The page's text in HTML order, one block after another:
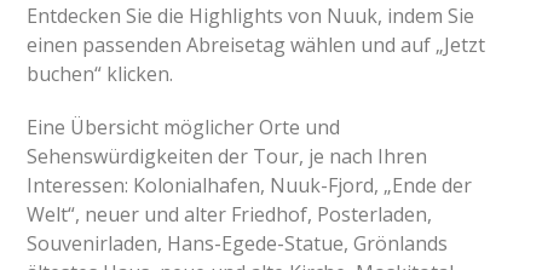
Entdecken Sie die Highlights von Nuuk, indem Sie
einen passenden Abreisetag wählen und auf „Jetzt
buchen“ klicken.
Eine Übersicht möglicher Orte und
Sehenswürdigkeiten der Tour, je nach Ihren
Interessen: Kolonialhafen, Nuuk-Fjord, „Ende der
Welt“, neuer und alter Friedhof, Posterladen,
Souvenirladen, Hans-Egede-Statue, Grönlands